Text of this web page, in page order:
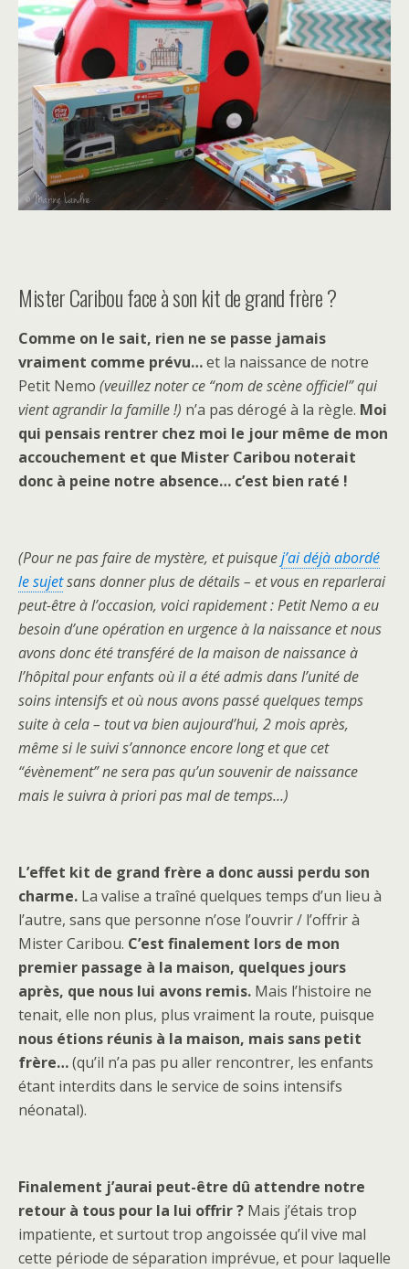
Mister Caribou face à son kit de grand frère ?
Comme on le sait, rien ne se passe jamais
vraiment comme prévu…et la naissance de notre
Petit Nemo (veuillez noter ce “nom de scène officiel” qui
vient agrandir la famille !) n’a pas dérogé à la règle. Moi
qui pensais rentrer chez moi le jour même de mon
accouchement et que Mister Caribou noterait
donc à peine notre absence… c’est bien raté !
(Pour ne pas faire de mystère, et puisquej’ai déjà abordé
le sujetsans donner plus de détails – et vous en reparlerai
peut-être à l’occasion, voici rapidement : Petit Nemo a eu
besoin d’une opération en urgence à la naissance et nous
avons donc été transféré de la maison de naissance à
l’hôpital pour enfants où il a été admis dans l’unité de
soins intensifs et où nous avons passé quelques temps
suite à cela – tout va bien aujourd’hui, 2 mois après,
même si le suivi s’annonce encore long et que cet
“évènement” ne sera pas qu’un souvenir de naissance
mais le suivra à priori pas mal de temps…)
L’effet kit de grand frère a donc aussi perdu son
charme. La valise a traîné quelques temps d’un lieu à
l’autre, sans que personne n’ose l’ouvrir / l’offrir à
Mister Caribou. C’est finalement lors de mon
premier passage à la maison, quelques jours
après, que nous lui avons remis. Mais l’histoire ne
tenait, elle non plus, plus vraiment la route, puisque
nous étions réunis à la maison, mais sans petit
frère…(qu’il n’a pas pu aller rencontrer, les enfants
étant interdits dans le service de soins intensifs
néonatal).
Finalement j’aurai peut-être dû attendre notre
retour à tous pour la lui offrir ? Mais j’étais trop
impatiente, et surtout trop angoissée qu’il vive mal
cette période de séparation imprévue, et pour laquelle